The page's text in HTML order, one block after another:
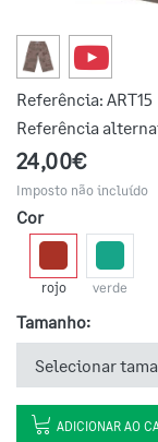
Referência: ART15
Referência
24,00€
Imposto não incluído
Cor
rojo verde
Tamanho:
Selecionar
ADICIONAR AO